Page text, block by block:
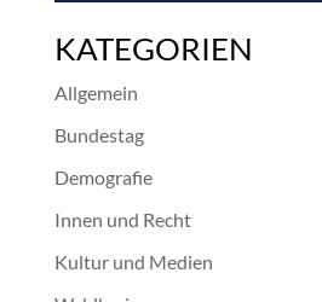
KATEGORIEN
Allgemein
Bundestag
Demografie
Innen und Recht
Kultur und Medien